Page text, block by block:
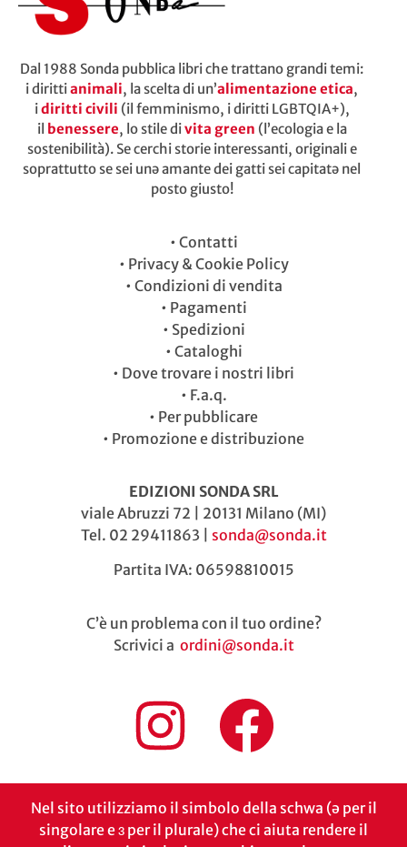
Dal 1988 Sonda pubblica libri che trattano grandi temi:
i dirittianimali, la scelta di un’alimentazione etica,
idiritti civili (il femminismo, i diritti LGBTQIA+),
il benessere, lo stile divita green (l’ecologia e la
sostenibilità). Se cerchi storie interessanti, originali e
soprattutto se sei unə amante dei gatti sei capitatə nel
posto giusto!
• Contatti
• Privacy & Cookie Policy
• Condizioni di vendita
• Pagamenti
• Spedizioni
• Cataloghi
• Dove trovare i nostri libri
• F.a.q.
• Per pubblicare
• Promozione e distribuzione
EDIZIONI SONDA SRL
viale Abruzzi 72 | 20131 Milano (MI)
Tel. 02 29411863 | sonda@sonda.it
Partita IVA: 06598810015
C’è un problema con il tuo ordine?
Scrivici a ordini@sonda.it
Nel sito utilizziamo il simbolo della schwa (ə per il
singolare e ɜ per il plurale) che ci aiuta rendere il